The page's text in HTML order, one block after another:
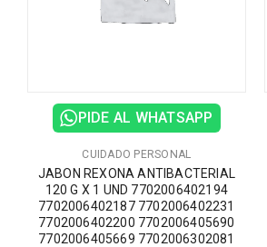
PIDE AL WHATSAPP
CUIDADO PERSONAL
JABON REXONA ANTIBACTERIAL
120 G X 1 UND 7702006402194
7702006402187 7702006402231
7702006402200 7702006405690
7702006405669 7702006302081